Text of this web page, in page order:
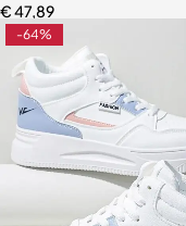
€47,89
-64%